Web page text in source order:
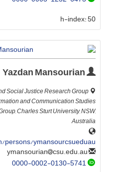
h-index:50
Social Justice Research Group
and Communication Studies
Charles Sturt University, NSW,
Australia
ymansourcsueduau
csu.edu.au
0000-0002-0130-5741